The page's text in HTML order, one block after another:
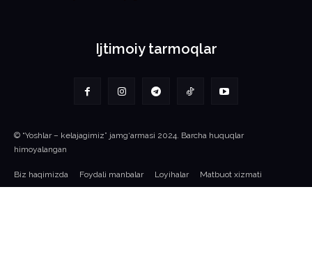
Ijtimoiy tarmoqlar
© “Yoshlar – kelajagimiz” jamg‘armasi 2024. Barcha huquqlar
himoyalangan
Biz haqimizda Foydali manbalar Loyihalar Matbuot xizmati